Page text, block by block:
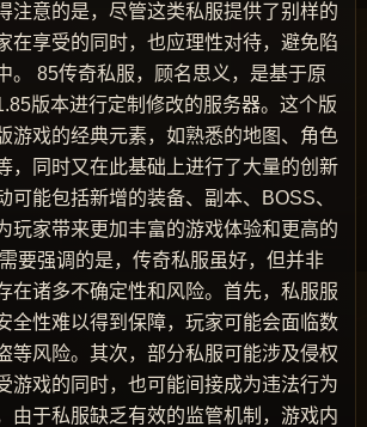
注意的是，尽管这类私服提供了别样的
在享受的同时，也应理性对待，避免陷
。 85传奇私服，顾名思义，是基于原
版本进行定制修改的服务器。这个版
游戏的经典元素，如熟悉的地图、角色
，同时又在此基础上进行了大量的创新
可能包括新增的装备、副本、BOSS、
玩家带来更加丰富的游戏体验和更高的
要强调的是，传奇私服虽好，但并非
在诸多不确定性和风险。首先，私服服
全性难以得到保障，玩家可能会面临数
等风险。其次，部分私服可能涉及侵权
游戏的同时，也可能间接成为违法行为
由于私服缺乏有效的监管机制，游戏内